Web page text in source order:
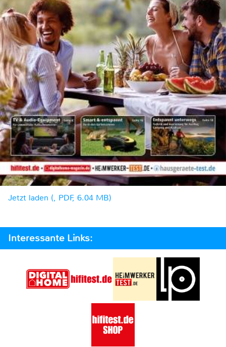
Jetzt laden (, PDF, 6.04 MB)
Interessante Links: